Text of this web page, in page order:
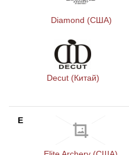
Diamond (США)
Decut (Китай)
E